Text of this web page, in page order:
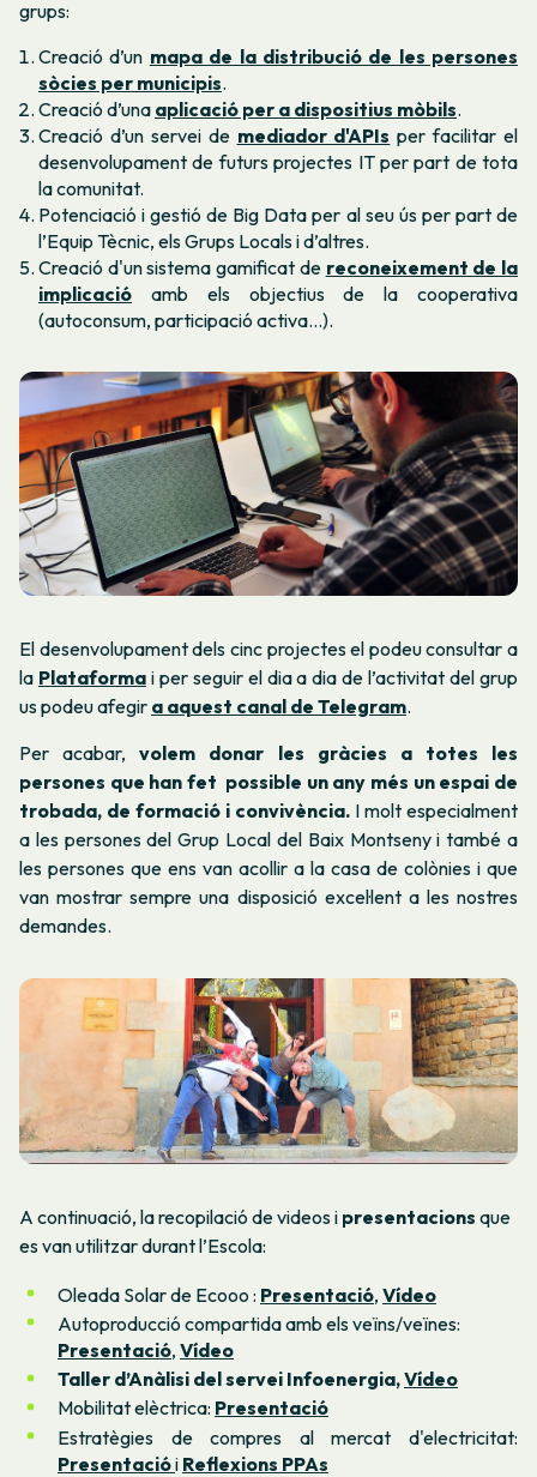
grups:
Creació d’un mapa de la distribució de les persones
sòcies per municipis.
Creació d’una aplicació per a dispositius mòbils.
Creació d’un servei de mediador d'APIs per facilitar el
desenvolupament de futurs projectes IT per part de tota
la comunitat.
Potenciació i gestió de Big Data per al seu ús per part de
l’Equip Tècnic, els Grups Locals i d’altres.
Creació d'un sistema gamificat de reconeixement de la
implicació amb els objectius de la cooperativa
(autoconsum, participació activa...).
El desenvolupament dels cinc projectes el podeu consultar a
la Plataformai per seguir el dia a dia de l’activitat del grup
us podeu afegir a aquest canal de Telegram.
Per acabar,volem donar les gràcies a totes les
persones que han fet possible un any més un espai de
trobada, de formació i convivència. I molt especialment
a les persones del Grup Local del Baix Montseny i també a
les persones que ens van acollir a la casa de colònies i que
van mostrar sempre una disposició excel·lent a les nostres
demandes.
A continuació, la recopilació de videos i presentacions que
es van utilitzar durant l’Escola:
Oleada Solar de Ecooo : Presentació, Vídeo
Autoproducció compartida amb els veïns/veïnes:
Presentació, Vídeo
Taller d’Anàlisi del servei Infoenergia,Vídeo
Mobilitat elèctrica: Presentació
Estratègies de compres al mercat d'electricitat:
Presentaciói Reflexions PPAs